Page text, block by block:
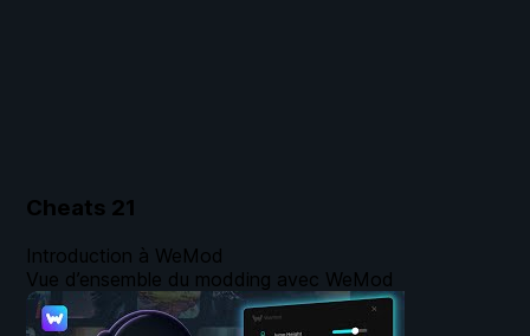
Cheats 21
Introduction à WeMod
Vue d’ensemble du modding avec WeMod